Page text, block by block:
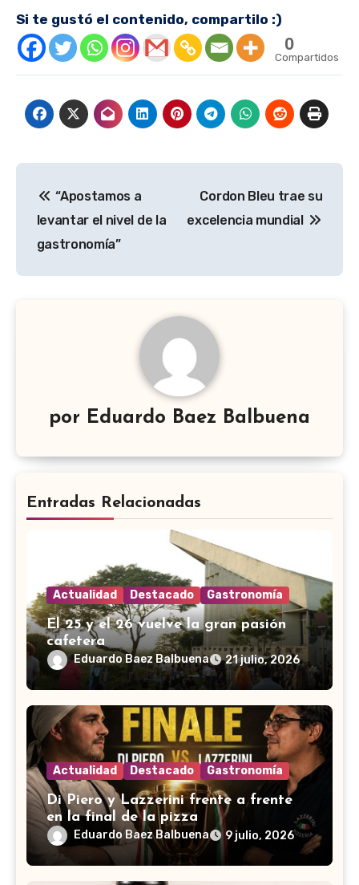
Si te gustó el contenido, compartilo :)
0
Compartidos
de
entradas
“Apostamos a
levantar el nivel de la
gastronomía”
Cordon Bleu trae su
excelencia mundial
por Eduardo Baez Balbuena
Entradas Relacionadas
Actualidad Destacado Gastronomía
El 25 y el 26 vuelve la gran pasión
cafetera
Eduardo Baez Balbuena 21 julio, 2026
Actualidad Destacado Gastronomía
Di Piero y Lazzerini frente a frente
en la final de la pizza
Eduardo Baez Balbuena 9 julio, 2026